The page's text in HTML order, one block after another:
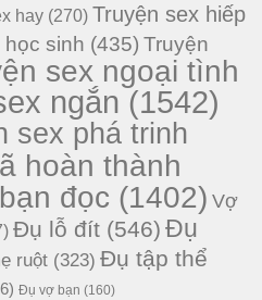
hay (270) Truyện sex hiếp
sinh (435) Truyện
sex ngoại tình
ngắn (1542)
sex phá trinh
hoàn thành
đọc (1402) Vợ
Đụ lỗ đít (546) Đụ
ruột (323) Đụ tập thể
Đụ vợ bạn (160)